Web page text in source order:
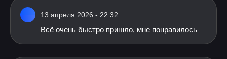
13 апреля 2026 - 22:32
Всё очень быстро пришло, мне понравилось